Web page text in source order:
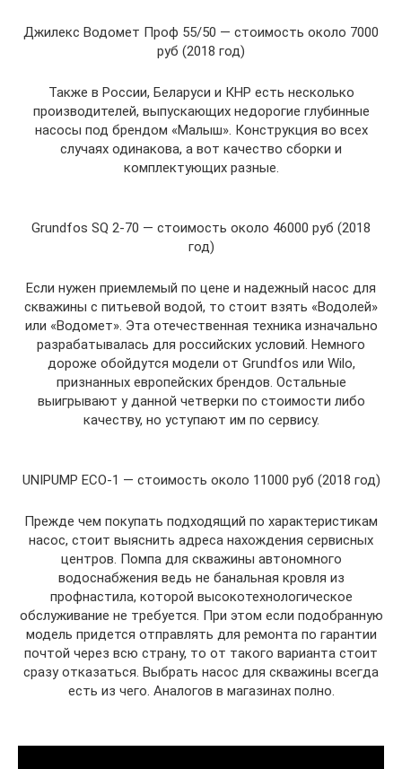
Джилекс Водомет Проф 55/50 — стоимость около 7000
руб (2018 год)
Также в России, Беларуси и КНР есть несколько
производителей, выпускающих недорогие глубинные
насосы под брендом «Малыш». Конструкция во всех
случаях одинакова, а вот качество сборки и
комплектующих разные.
Grundfos SQ 2-70 — стоимость около 46000 руб (2018
год)
Если нужен приемлемый по цене и надежный насос для
скважины с питьевой водой, то стоит взять «Водолей»
или «Водомет». Эта отечественная техника изначально
разрабатывалась для российских условий. Немного
дороже обойдутся модели от Grundfos или Wilo,
признанных европейских брендов. Остальные
выигрывают у данной четверки по стоимости либо
качеству, но уступают им по сервису.
UNIPUMP ECO-1 — стоимость около 11000 руб (2018 год)
Прежде чем покупать подходящий по характеристикам
насос, стоит выяснить адреса нахождения сервисных
центров. Помпа для скважины автономного
водоснабжения ведь не банальная кровля из
профнастила, которой высокотехнологическое
обслуживание не требуется. При этом если подобранную
модель придется отправлять для ремонта по гарантии
почтой через всю страну, то от такого варианта стоит
сразу отказаться. Выбрать насос для скважины всегда
есть из чего. Аналогов в магазинах полно.